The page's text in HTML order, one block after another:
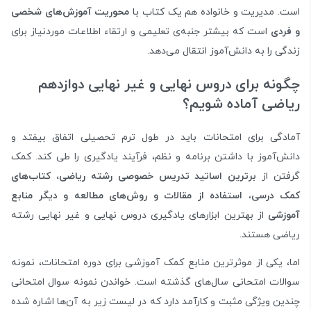
است. مدیریت و خانواده هم یک کتاب با محوریت آموزش‌های شخصی
و فردی است که بیشتر جنبه‌ی تعلیمی و ارتقاء اطلاعات موردنیاز برای
زندگی را به دانش‌آموز انتقال می‌دهد.
چگونه برای دروس نهایی و غیر نهایی دوازدهم
ریاضی آماده شویم؟
آمادگی برای امتحانات باید در طول ترم تحصیلی اتفاق بیفتد و
دانش‌آموز با داشتن برنامه و نظم، فرآِیند یادگیری را طی کند. کمک
گرفتن از برترین اساتید تدریس خصوصی رشته ریاضی، کتاب‌های
کمک درسی، استفاده از مقالات و روش‌های مطالعه و دیگر منابع
آموزشی از بهترین ابزارهای یادگیری دروس نهایی و غیر نهایی رشته
ریاضی هستند.
اما، یکی از موثرترین منابع کمک آموزشی برای دوره امتحانات، نمونه
سوالات امتحانی سال‌های گذشته است. خواندن نمونه سوال امتحانی
چندین ویژگی مثبت و کارآمد دارد که در لیست زیر به آن‌ها اشاره شده